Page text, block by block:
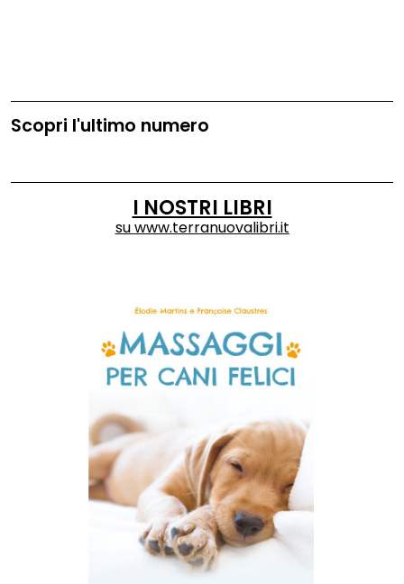
Scopri l'ultimo numero
I NOSTRI LIBRI
suwww.terranuovalibri.it